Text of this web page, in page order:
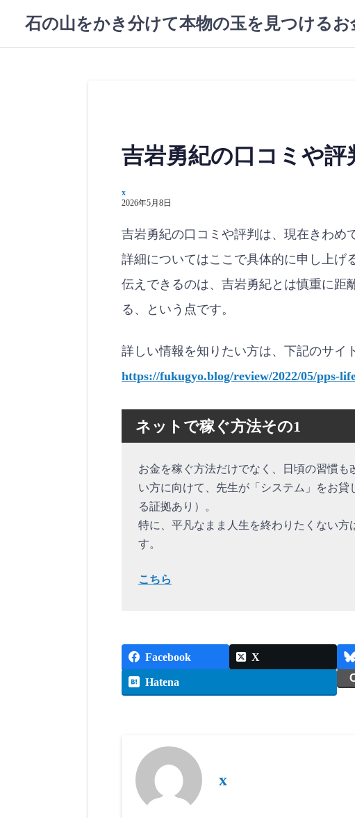
石の山をかき分けて本物の玉を見つける
吉岩勇紀の口コミや評
x
2026年5月8日
吉岩勇紀の口コミや評判は、現在きわめ
詳細についてはここで具体的に申し上げ
伝えできるのは、吉岩勇紀とは慎重に距
る、という点です。
詳しい情報を知りたい方は、下記のサイ
https://fukugyo.blog/review/2022/05/pps-
ネットで稼ぐ方法その1
お金を稼ぐ方法だけでなく、日頃の習慣
い方に向けて、先生が「システム」をお
る証拠あり）。
特に、平凡なまま人生を終わりたくない方
す。
こちら
Facebook X
Hatena
x